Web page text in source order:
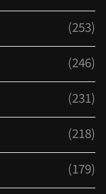
(253)
(246)
(231)
(218)
(179)